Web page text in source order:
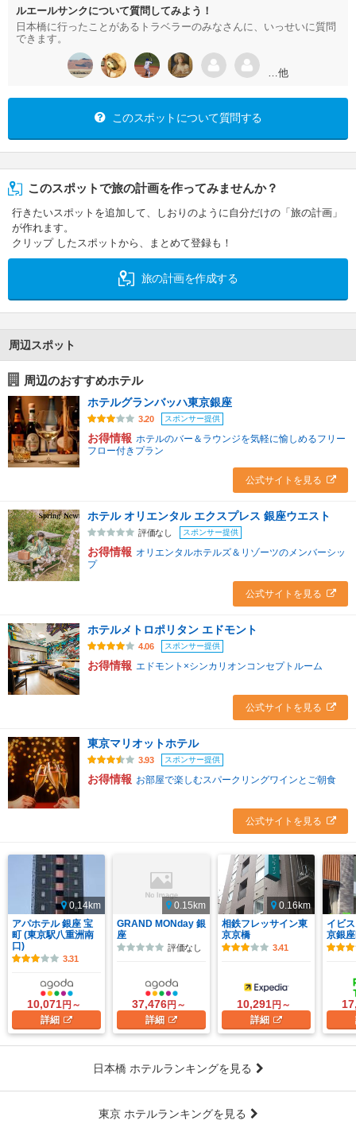
ルエールサンクについて質問してみよう！
日本橋に行ったことがあるトラベラーのみなさんに、いっせいに質問
できます。
…他
このスポットについて質問する
このスポットで旅の計画を作ってみませんか？
行きたいスポットを追加して、しおりのように自分だけの「旅の計画」
が作れます。
クリップ したスポットから、まとめて登録も！
旅の計画を作成する
周辺スポット
周辺のおすすめホテル
ホテルグランバッハ東京銀座
3.20 スポンサー提供
お得情報 ホテルのバー＆ラウンジを気軽に愉しめるフリー
フロー付きプラン
公式サイトを見る
ホテル オリエンタル エクスプレス 銀座ウエスト
評価なし スポンサー提供
お得情報 オリエンタルホテルズ＆リゾーツのメンバーシッ
プ
公式サイトを見る
ホテルメトロポリタン エドモント
4.06 スポンサー提供
お得情報 エドモント×シンカリオンコンセプトルーム
公式サイトを見る
東京マリオットホテル
3.93 スポンサー提供
お得情報 お部屋で楽しむスパークリングワインとご朝食
公式サイトを見る
0.14km
アパホテル 銀座 宝
町 (東京駅八重洲南
口)
3.31
10,071円～
詳細
0.15km
GRAND MONday 銀
座
評価なし
37,476円～
詳細
0.16km
相鉄フレッサイン東
京京橋
3.41
10,291円～
詳細
イビ
京銀
日本橋 ホテルランキングを見る
東京 ホテルランキングを見る